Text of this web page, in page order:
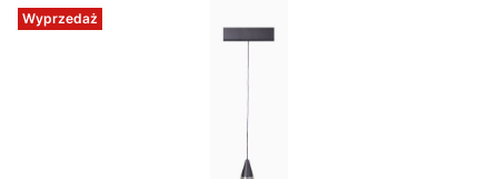
Wyprzedaż